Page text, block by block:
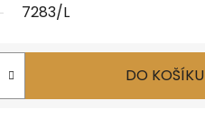
7283/L
DO KOŠÍKU